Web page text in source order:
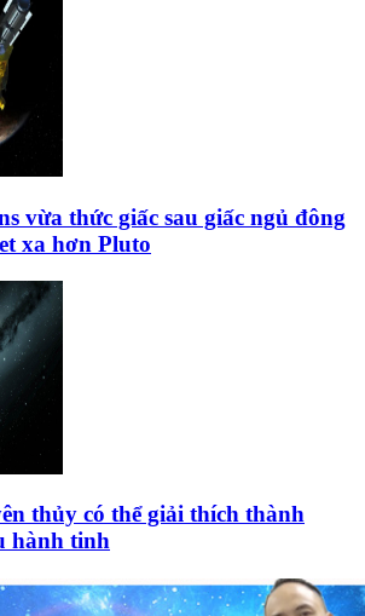
vừa thức giấc sau giấc ngủ đông
xa hơn Pluto
thủy có thể giải thích thành
hành tinh